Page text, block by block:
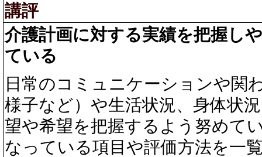
講評
介護計画に対する実績を把握し
ている
日常のコミュニケーションや関
様子など）や生活状況、身体状
望や希望を把握するよう努めて
なっている項目や評価方法を一